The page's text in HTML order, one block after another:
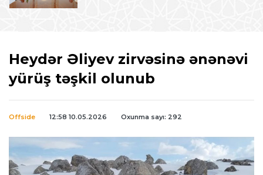
Heydər Əliyev zirvəsinə ənənəvi
yürüş təşkil olunub
Offside 12:58 10.05.2026 Oxunma sayı: 292